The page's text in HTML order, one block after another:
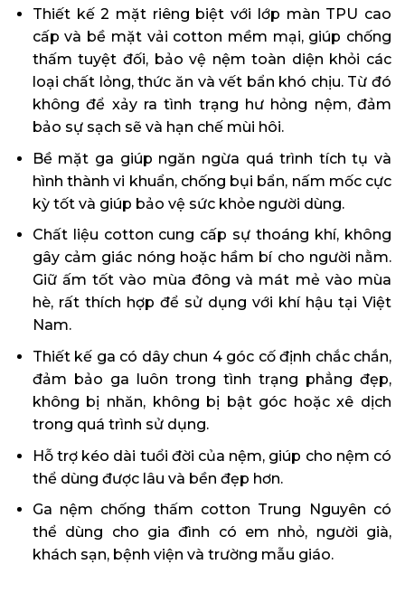
Thiết kế 2 mặt riêng biệt với lớp màn TPU cao
cấp và bề mặt vải cotton mềm mại, giúp chống
thấm tuyệt đối, bảo vệ nệm toàn diện khỏi các
loại chất lỏng, thức ăn và vết bẩn khó chịu. Từ đó
không để xảy ra tình trạng hư hỏng nệm, đảm
bảo sự sạch sẽ và hạn chế mùi hôi.
Bề mặt ga giúp ngăn ngừa quá trình tích tụ và
hình thành vi khuẩn, chống bụi bẩn, nấm mốc cực
kỳ tốt và giúp bảo vệ sức khỏe người dùng.
Chất liệu cotton cung cấp sự thoáng khí, không
gây cảm giác nóng hoặc hầm bí cho người nằm.
Giữ ấm tốt vào mùa đông và mát mẻ vào mùa
hè, rất thích hợp để sử dụng với khí hậu tại Việt
Nam.
Thiết kế ga có dây chun 4 góc cố định chắc chắn,
đảm bảo ga luôn trong tình trạng phẳng đẹp,
không bị nhăn, không bị bật góc hoặc xê dịch
trong quá trình sử dụng.
Hỗ trợ kéo dài tuổi đời của nệm, giúp cho nệm có
thể dùng được lâu và bền đẹp hơn.
Ga nệm chống thấm cotton Trung Nguyên có
thể dùng cho gia đình có em nhỏ, người già,
khách sạn, bệnh viện và trường mẫu giáo.